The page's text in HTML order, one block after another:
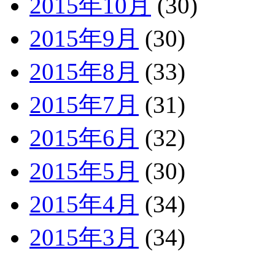
2015年9月 (30)
2015年8月 (33)
2015年7月 (31)
2015年6月 (32)
2015年5月 (30)
2015年4月 (34)
2015年3月 (34)